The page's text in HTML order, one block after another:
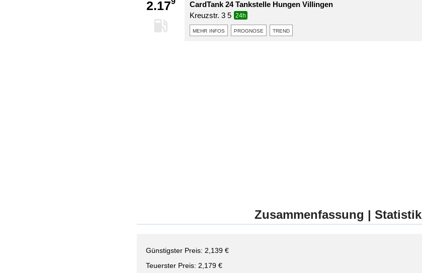
2.17
CardTank 24 Tankstelle Hungen Villingen
Kreuzstr. 3 5
24h
mehr infos prognose trend
Zusammenfassung | Statistik
Günstigster Preis: 2,139 €
Teuerster Preis: 2,179 €